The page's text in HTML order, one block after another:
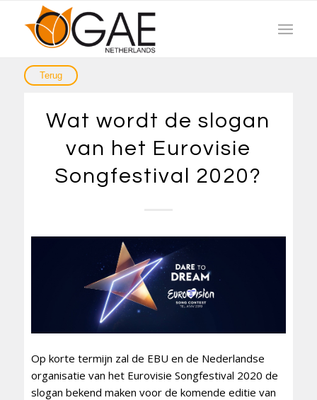
Wat wordt de slogan
van het Eurovisie
Songfestival 2020?
Op korte termijn zal de EBU en de Nederlandse
organisatie van het Eurovisie Songfestival 2020 de
slogan bekend maken voor de komende editie van